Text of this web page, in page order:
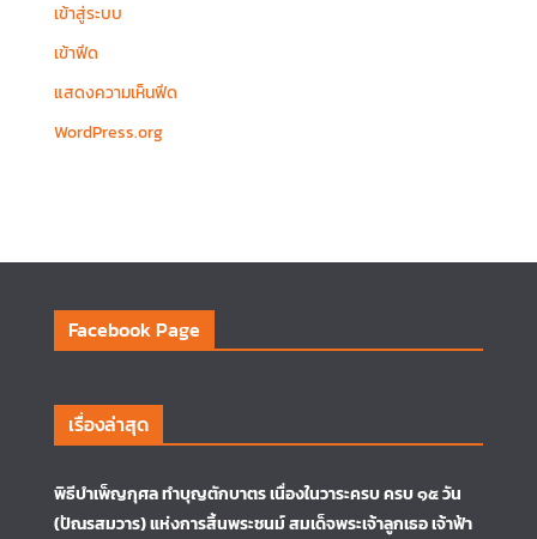
เข้าสู่ระบบ
เข้าฟีด
แสดงความเห็นฟีด
WordPress.org
Facebook Page
เรื่องล่าสุด
พิธีบำเพ็ญกุศล ทำบุญตักบาตร เนื่องในวาระครบ ครบ ๑๕ วัน
(ปัณรสมวาร) แห่งการสิ้นพระชนม์ สมเด็จพระเจ้าลูกเธอ เจ้าฟ้า